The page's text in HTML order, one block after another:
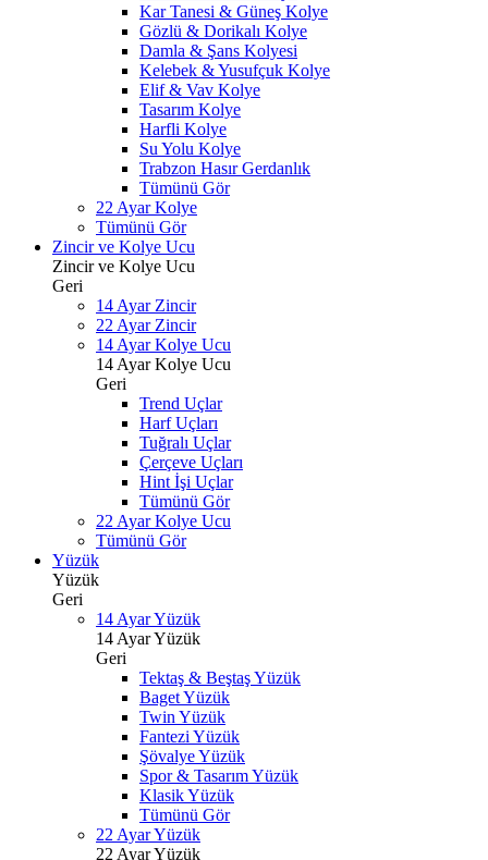
Kar Tanesi & Güneş Kolye
Gözlü & Dorikalı Kolye
Damla & Şans Kolyesi
Kelebek & Yusufçuk Kolye
Elif & Vav Kolye
Tasarım Kolye
Harfli Kolye
Su Yolu Kolye
Trabzon Hasır Gerdanlık
Tümünü Gör
22 Ayar Kolye
Tümünü Gör
Zincir ve Kolye Ucu
Zincir ve Kolye Ucu
Geri
14 Ayar Zincir
22 Ayar Zincir
14 Ayar Kolye Ucu
14 Ayar Kolye Ucu
Geri
Trend Uçlar
Harf Uçları
Tuğralı Uçlar
Çerçeve Uçları
Hint İşi Uçlar
Tümünü Gör
22 Ayar Kolye Ucu
Tümünü Gör
Yüzük
Yüzük
Geri
14 Ayar Yüzük
14 Ayar Yüzük
Geri
Tektaş & Beştaş Yüzük
Baget Yüzük
Twin Yüzük
Fantezi Yüzük
Şövalye Yüzük
Spor & Tasarım Yüzük
Klasik Yüzük
Tümünü Gör
22 Ayar Yüzük
22 Ayar Yüzük